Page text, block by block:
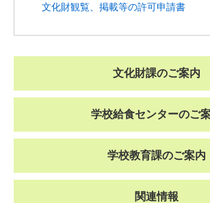
文化財観覧、掲載等の許可申請書
文化財課のご案内
学校給食センターのご
学校教育課のご案内
関連情報